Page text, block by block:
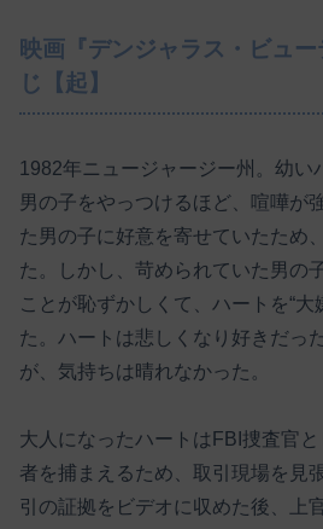
映画『デンジャラス・ビュ
じ【起】
1982年ニュージャージー州。幼い
男の子をやっつけるほど、喧嘩が
た男の子に好意を寄せていたため
た。しかし、苛められていた男の
ことが恥ずかしくて、ハートを“大
た。ハートは悲しくなり好きだっ
が、気持ちは晴れなかった。
大人になったハートはFBI捜査官
者を捕まえるため、取引現場を見
引の証拠をビデオに収めた後、上